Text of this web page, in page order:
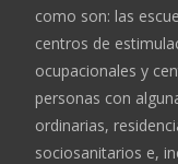
como son: las
centros de
ocupacionales y
personas con
ordinarias,
sociosanitarios e,